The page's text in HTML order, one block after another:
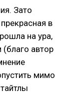
Зато
в
на ура,
автор
мимо